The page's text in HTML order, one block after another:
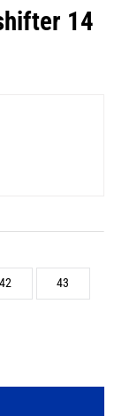
14
42 43